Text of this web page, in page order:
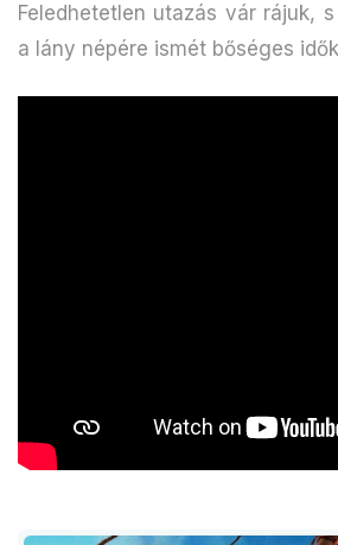
Feledhetetlen utazás vár rájuk,
a lány népére ismét bőséges